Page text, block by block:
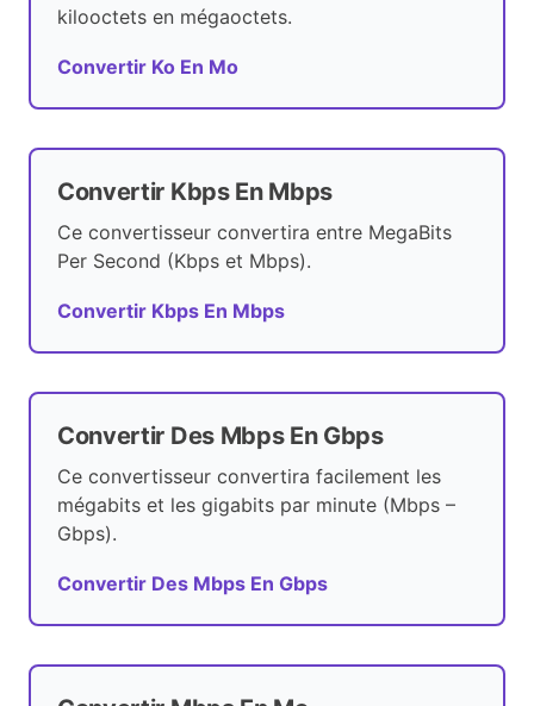
kilooctets en mégaoctets.
Convertir Ko En Mo
Convertir Kbps En Mbps
Ce convertisseur convertira entre MegaBits
Per Second (Kbps et Mbps).
Convertir Kbps En Mbps
Convertir Des Mbps En Gbps
Ce convertisseur convertira facilement les
mégabits et les gigabits par minute (Mbps –
Gbps).
Convertir Des Mbps En Gbps